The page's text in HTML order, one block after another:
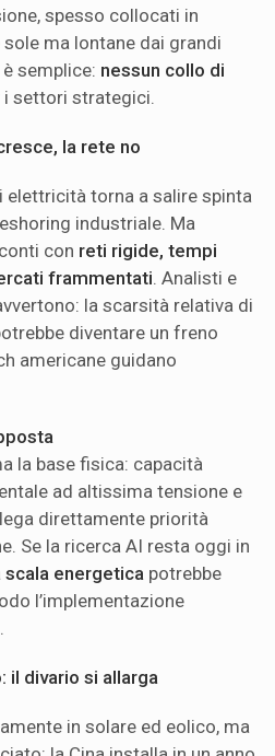
spesso collocati in
ma lontane dai grandi
semplice: nessun collo di
i settori strategici.
la rete no
elettricità torna a salire spinta
industriale. Ma
con reti rigide, tempi
frammentati . Analisti e
la scarsità relativa di
diventare un freno
americane guidano
la base fisica: capacità
ad altissima tensione e
direttamente priorità
Se la ricerca AI resta oggi in
scala energetica potrebbe
l’implementazione
il divario si allarga
in solare ed eolico, ma